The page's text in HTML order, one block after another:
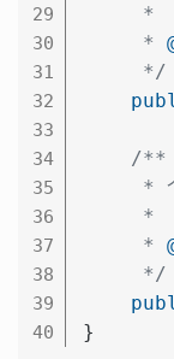
29
30
31
32
33
34
35
36
37
38
39
40
     *
     *
     */
/**
*
     *
     *
     */
}